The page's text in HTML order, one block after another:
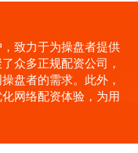
致力于为操盘者提供
众多正规配资公司，
盘者的需求。此外，
网络配资体验，为用